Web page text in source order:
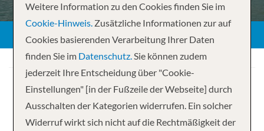
Weitere Information zu den Cookies finden Sie im
Cookie-Hinweis. Zusätzliche Informationen zur auf
Cookies basierenden Verarbeitung Ihrer Daten
finden Sie im Datenschutz.Sie können zudem
jederzeit Ihre Entscheidung über "Cookie-
Einstellungen" [in der Fußzeile der Webseite] durch
Ausschalten der Kategorien widerrufen. Ein solcher
Widerruf wirkt sich nicht auf die Rechtmäßigkeit der